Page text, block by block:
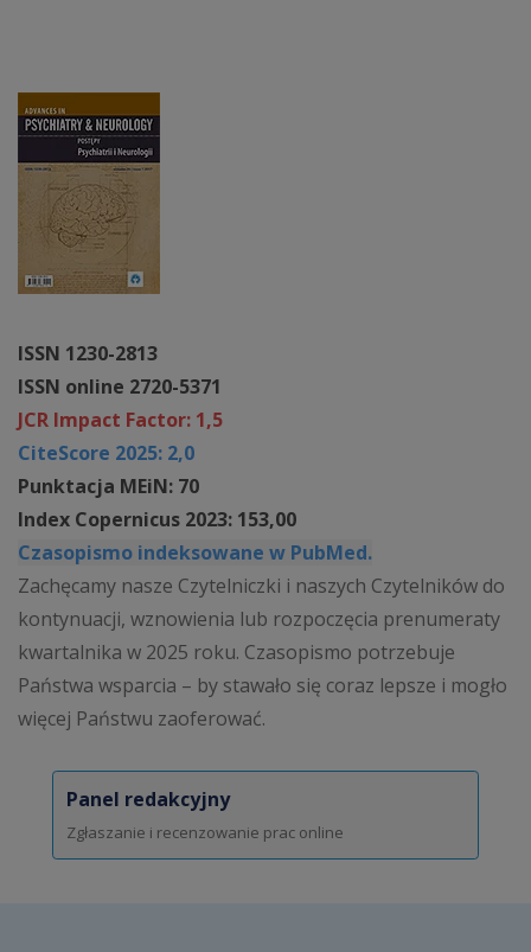
ISSN 1230-2813
ISSN online 2720-5371
JCR Impact Factor: 1,5
CiteScore 2025: 2,0
Punktacja MEiN: 70
Index Copernicus 2023: 153,00
Czasopismo indeksowane w PubMed.
Zachęcamy nasze Czytelniczki i naszych Czytelników do
kontynuacji, wznowienia lub rozpoczęcia prenumeraty
kwartalnika w 2025 roku. Czasopismo potrzebuje
Państwa wsparcia – by stawało się coraz lepsze i mogło
więcej Państwu zaoferować.
Panel redakcyjny
Zgłaszanie i recenzowanie prac online